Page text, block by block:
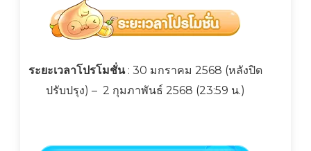
ระยะเวลาโปรโมชั่น: 30 มกราคม 2568 (หลังปิด
ปรับปรุง) – 2 กุมภาพันธ์ 2568 (23:59 น.)